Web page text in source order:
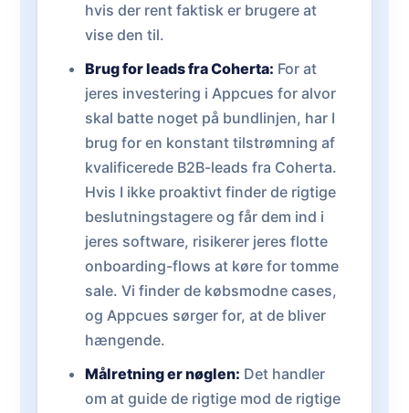
hvis der rent faktisk er brugere at
vise den til.
Brug for leads fra Coherta: For at
jeres investering i Appcues for alvor
skal batte noget på bundlinjen, har I
brug for en konstant tilstrømning af
kvalificerede B2B-leads fra Coherta.
Hvis I ikke proaktivt finder de rigtige
beslutningstagere og får dem ind i
jeres software, risikerer jeres flotte
onboarding-flows at køre for tomme
sale. Vi finder de købsmodne cases,
og Appcues sørger for, at de bliver
hængende.
Målretning er nøglen: Det handler
om at guide de rigtige mod de rigtige